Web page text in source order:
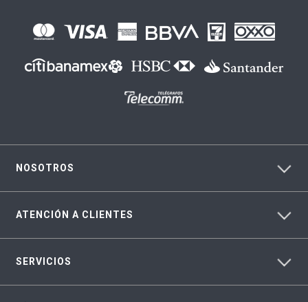
NOSOTROS
ATENCIÓN A CLIENTES
SERVICIOS